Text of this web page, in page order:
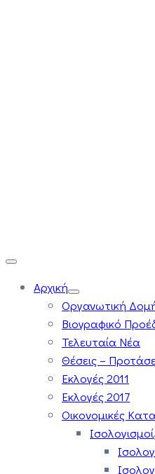
Αρχική
Οργανωτική
Βιογραφικό
Τελευταία Νέα
Θέσεις –
Εκλογές 2011
Εκλογές 2017
Οικονομικές
Ισολογισμοί